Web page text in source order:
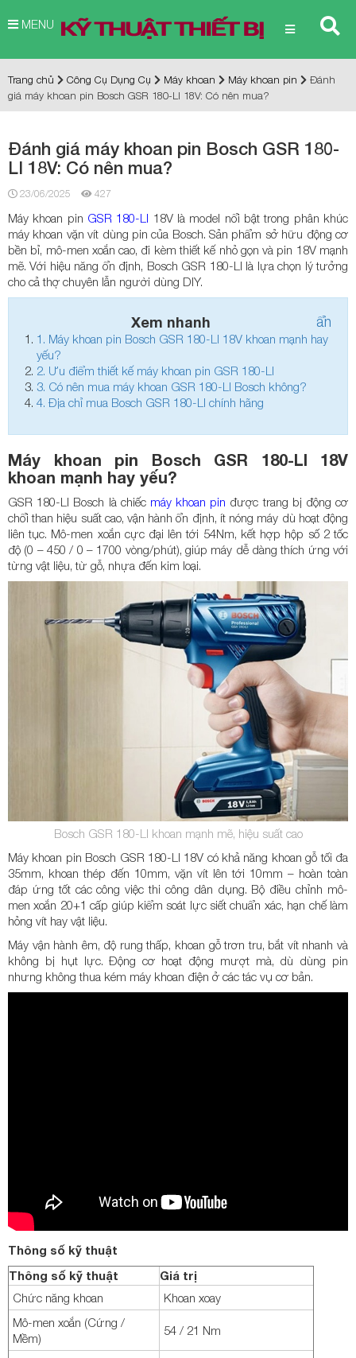
MENU
Trang chủ Công Cụ Dụng Cụ Máy khoan Máy khoan pin
Đánh
giá máy khoan pin Bosch GSR 180-LI 18V: Có nên mua?
Đánh giá máy khoan pin Bosch GSR 180-
LI 18V: Có nên mua?
23/06/2025 427
Máy khoan pin GSR 180-LI 18V là model nổi bật trong phân khúc
máy khoan vặn vít dùng pin của Bosch. Sản phẩm sở hữu động cơ
bền bỉ, mô-men xoắn cao, đi kèm thiết kế nhỏ gọn và pin 18V mạnh
mẽ. Với hiệu năng ổn định, Bosch GSR 180-LI là lựa chọn lý tưởng
cho cả thợ chuyên lẫn người dùng DIY.
Xem nhanh ẩn
1. Máy khoan pin Bosch GSR 180-LI 18V khoan mạnh hay
yếu?
2. Ưu điểm thiết kế máy khoan pin GSR 180-LI
3. Có nên mua máy khoan GSR 180-LI Bosch không?
4. Địa chỉ mua Bosch GSR 180-LI chính hãng
Máy khoan pin Bosch GSR 180-LI 18V
khoan mạnh hay yếu?
GSR 180-LI Bosch là chiếc máy khoan pin được trang bị động cơ
chổi than hiệu suất cao, vận hành ổn định, ít nóng máy dù hoạt động
liên tục. Mô-men xoắn cực đại lên tới 54Nm, kết hợp hộp số 2 tốc
độ (0 – 450 / 0 – 1700 vòng/phút), giúp máy dễ dàng thích ứng với
từng vật liệu, từ gỗ, nhựa đến kim loại.
Bosch GSR 180-LI khoan mạnh mẽ, hiệu suất cao
Máy khoan pin Bosch GSR 180-LI 18V có khả năng khoan gỗ tối đa
35mm, khoan thép đến 10mm, vặn vít lên tới 10mm – hoàn toàn
đáp ứng tốt các công việc thi công dân dụng. Bộ điều chỉnh mô-
men xoắn 20+1 cấp giúp kiểm soát lực siết chuẩn xác, hạn chế làm
hỏng vít hay vật liệu.
Máy vận hành êm, độ rung thấp, khoan gỗ trơn tru, bắt vít nhanh và
không bị hụt lực. Động cơ hoạt động mượt mà, dù dùng pin
nhưng không thua kém máy khoan điện ở các tác vụ cơ bản.
Thông số kỹ thuật
Thông số kỹ thuật
Giá trị
Chức năng khoan
Khoan xoay
Mô-men xoắn (Cứng /
Mềm)
54 / 21 Nm